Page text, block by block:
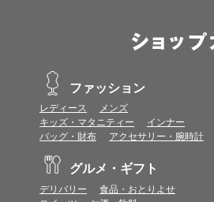
ファッション
レディース
メンズ
キッズ・マタニティー
インナー
バッグ・財布
アクセサリー・腕時計
グルメ・ギフト
デリバリー
食品・おとりよせ